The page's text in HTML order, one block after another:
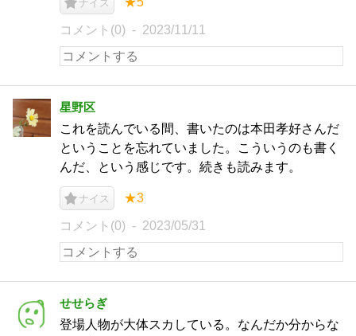
ナイス
コメント(0) 2023/11/11
星野区
これを読んでいる間、書いたのは本田孝好さんだ
ということを忘れていました。こういうのも書く
んだ、という感じです。続きも読みます。
ナイス ★3
コメント(0) 2023/05/31
せせらぎ
登場人物が大体スカしている。なんだか分からな